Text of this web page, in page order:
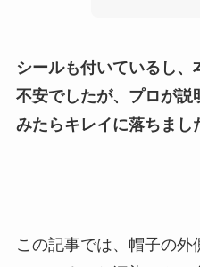
シールも付いているし、
不安でしたが、 プロが説
みたらキレイに落ちまし
この記事では、帽子の